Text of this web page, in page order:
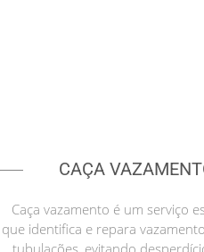
CAÇA
Caça vazamento é um serviço
que identifica e repara
tubulações, evitando